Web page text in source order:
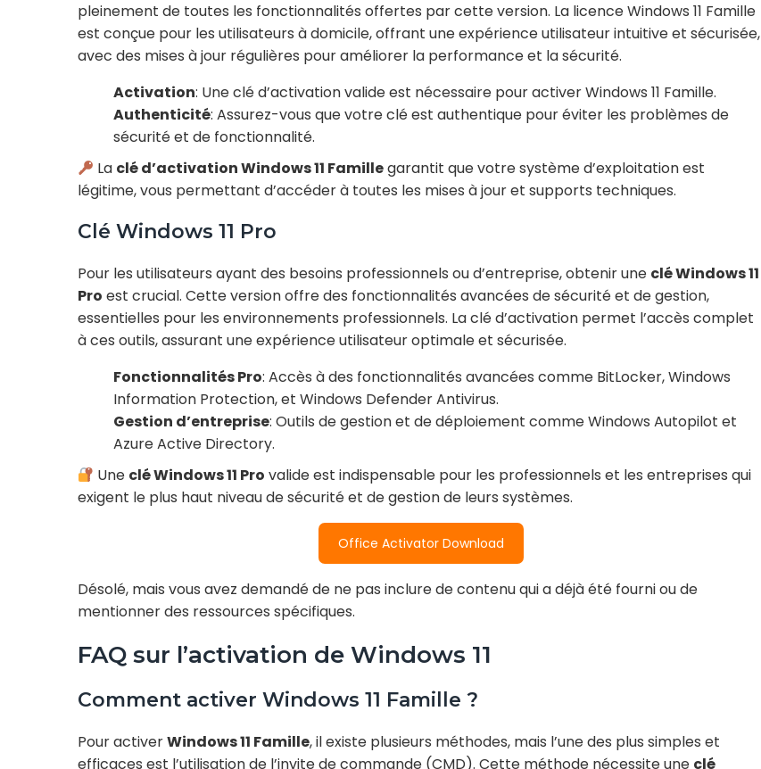
pleinement de toutes les fonctionnalités offertes par cette version. La licence Windows 11 Famille
est conçue pour les utilisateurs à domicile, offrant une expérience utilisateur intuitive et sécurisée,
avec des mises à jour régulières pour améliorer la performance et la sécurité.
Activation: Une clé d’activation valide est nécessaire pour activer Windows 11 Famille.
Authenticité: Assurez-vous que votre clé est authentique pour éviter les problèmes de
sécurité et de fonctionnalité.
La clé d’activation Windows 11 Famillegarantit que votre système d’exploitation est
légitime, vous permettant d’accéder à toutes les mises à jour et supports techniques.
Clé Windows 11 Pro
Pour les utilisateurs ayant des besoins professionnels ou d’entreprise, obtenir une clé Windows 11
Pro est crucial. Cette version offre des fonctionnalités avancées de sécurité et de gestion,
essentielles pour les environnements professionnels. La clé d’activation permet l’accès complet
à ces outils, assurant une expérience utilisateur optimale et sécurisée.
Fonctionnalités Pro: Accès à des fonctionnalités avancées comme BitLocker, Windows
Information Protection, et Windows Defender Antivirus.
Gestion d’entreprise: Outils de gestion et de déploiement comme Windows Autopilot et
Azure Active Directory.
Une clé Windows 11 Pro valide est indispensable pour les professionnels et les entreprises qui
exigent le plus haut niveau de sécurité et de gestion de leurs systèmes.
Office Activator Download
Désolé, mais vous avez demandé de ne pas inclure de contenu qui a déjà été fourni ou de
mentionner des ressources spécifiques.
FAQ sur l’activation de Windows 11
Comment activer Windows 11 Famille ?
Pour activerWindows 11 Famille, il existe plusieurs méthodes, mais l’une des plus simples et
efficaces est l’utilisation de l’invite de commande (CMD). Cette méthode nécessite une clé